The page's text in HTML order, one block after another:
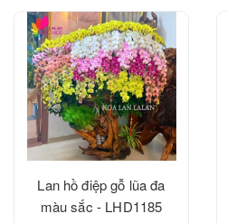
Lan hồ điệp gỗ lũa đa
màu sắc - LHD1185